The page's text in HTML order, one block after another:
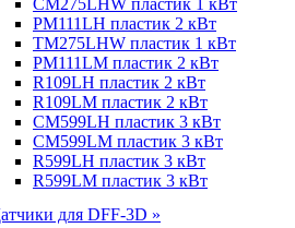
PM111LH пластик 2 кВт
TM275LHW пластик 1 кВт
PM111LM пластик 2 кВт
R109LH пластик 2 кВт
R109LM пластик 2 кВт
CM599LH пластик 3 кВт
CM599LM пластик 3 кВт
R599LH пластик 3 кВт
R599LM пластик 3 кВт
для DFF-3D »